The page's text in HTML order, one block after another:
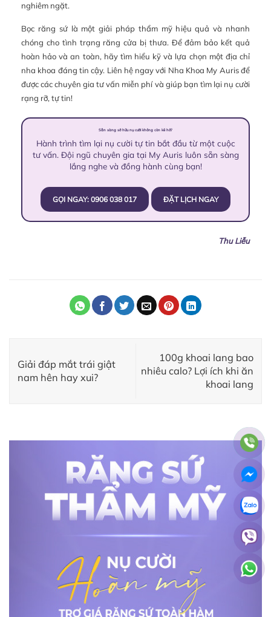
nghiêm ngặt.
Bọc răng sứ là một giải pháp thẩm mỹ hiệu quả và nhanh
chóng cho tình trạng răng cửa bị thưa. Để đảm bảo kết quả
hoàn hảo và an toàn, hãy tìm hiểu kỹ và lựa chọn một địa chỉ
nha khoa đáng tin cậy. Liên hệ ngay với Nha Khoa My Auris để
được các chuyên gia tư vấn miễn phí và giúp bạn tìm lại nụ cười
rạng rỡ, tự tin!
Sẵn sàng sở hữu nụ cười không còn kẽ hở?
Hành trình tìm lại nụ cười tự tin bắt đầu từ một cuộc
tư vấn. Đội ngũ chuyên gia tại My Auris luôn sẵn sàng
lắng nghe và đồng hành cùng bạn!
GỌI NGAY: 0906 038 017 ĐẶT LỊCH NGAY
Thu Liễu
Giải đáp mắt trái giật
nam hên hay xui?
100g khoai lang bao
nhiêu calo? Lợi ích khi ăn
khoai lang